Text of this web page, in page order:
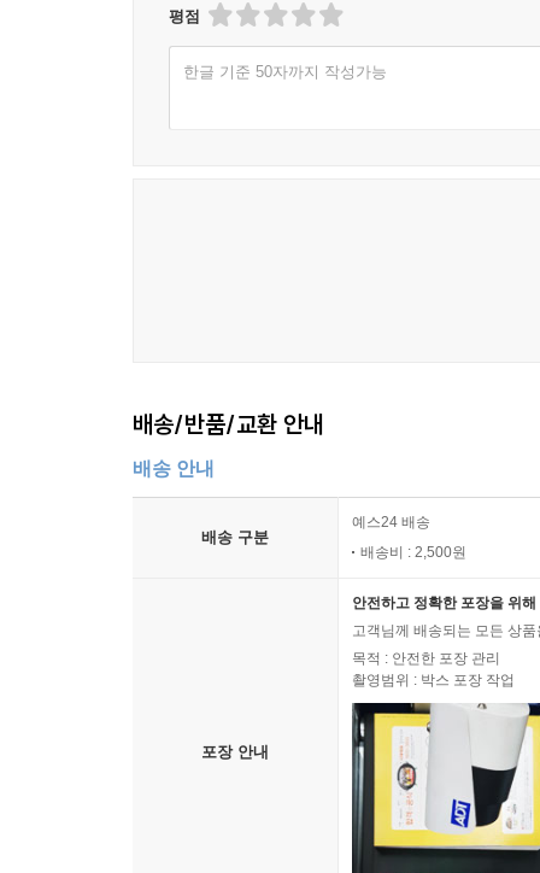
평점
한글 기준 50자까지 작성가능
배송/반품/교환 안내
배송 안내
배송 구분
예스24 배송
배송비 : 2,500원
포장 안내
안전하고 정확한 포장을 위
고객님께 배송되는 모든 상
목적 : 안전한 포장 관리
촬영범위 : 박스 포장 작업